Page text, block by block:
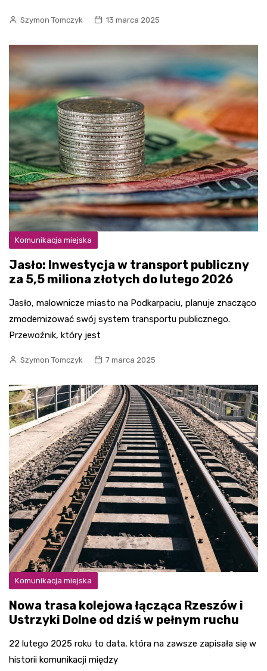
Szymon Tomczyk 13 marca 2025
Komunikacja miejska
Jasło: Inwestycja w transport publiczny
za 5,5 miliona złotych do lutego 2026
Jasło, malownicze miasto na Podkarpaciu, planuje znacząco
zmodernizować swój system transportu publicznego.
Przewoźnik, który jest
Szymon Tomczyk 7 marca 2025
Komunikacja miejska
Nowa trasa kolejowa łącząca Rzeszów i
Ustrzyki Dolne od dziś w pełnym ruchu
22 lutego 2025 roku to data, która na zawsze zapisała się w
historii komunikacji między